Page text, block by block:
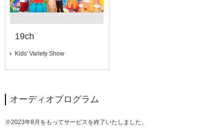
19ch
Kids' Variety Show
オーディオプログラム
※2023年8月をもってサービスを終了いたしました。